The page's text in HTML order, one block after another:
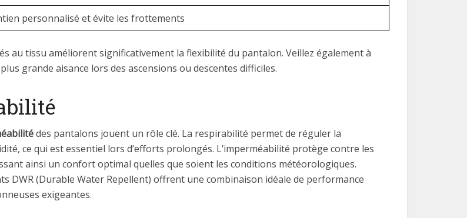
personnalisé et évite les frottements
au tissu améliorent significativement la flexibilité du pantalon. Veillez également à
grande aisance lors des ascensions ou descentes difficiles.
des pantalons jouent un rôle clé. La respirabilité permet de réguler la
ce qui est essentiel lors d’efforts prolongés. L’imperméabilité protège contre les
ainsi un confort optimal quelles que soient les conditions météorologiques.
DWR (Durable Water Repellent) offrent une combinaison idéale de performance
exigeantes.